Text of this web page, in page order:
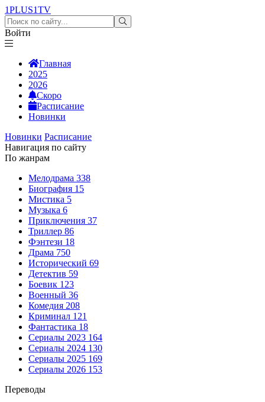
1PLUS1TV
Войти
Главная
2025
2026
Скоро
Расписание
Новинки
Новинки Расписание
Навигация по сайту
По жанрам
Мелодрама 338
Биография 15
Мистика 5
Музыка 6
Приключения 37
Триллер 86
Фэнтези 18
Драма 750
Исторический 69
Детектив 59
Боевик 123
Военный 36
Комедия 208
Криминал 121
Фантастика 18
Сериалы 2023 164
Сериалы 2024 130
Сериалы 2025 169
Сериалы 2026 153
Переводы